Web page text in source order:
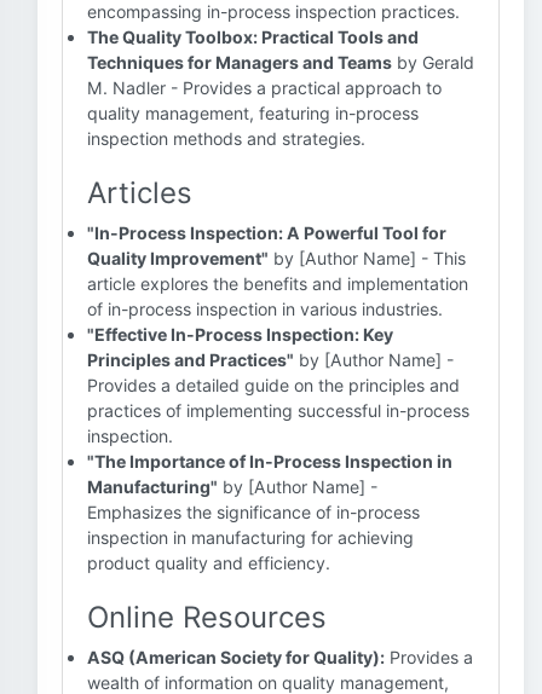
encompassing in-process inspection practices.
The Quality Toolbox: Practical Tools and
Techniques for Managers and Teams by Gerald
M. Nadler - Provides a practical approach to
quality management, featuring in-process
inspection methods and strategies.
Articles
"In-Process Inspection: A Powerful Tool for
Quality Improvement" by [Author Name] - This
article explores the benefits and implementation
of in-process inspection in various industries.
"Effective In-Process Inspection: Key
Principles and Practices" by [Author Name] -
Provides a detailed guide on the principles and
practices of implementing successful in-process
inspection.
"The Importance of In-Process Inspection in
Manufacturing" by [Author Name] -
Emphasizes the significance of in-process
inspection in manufacturing for achieving
product quality and efficiency.
Online Resources
ASQ (American Society for Quality): Provides a
wealth of information on quality management,